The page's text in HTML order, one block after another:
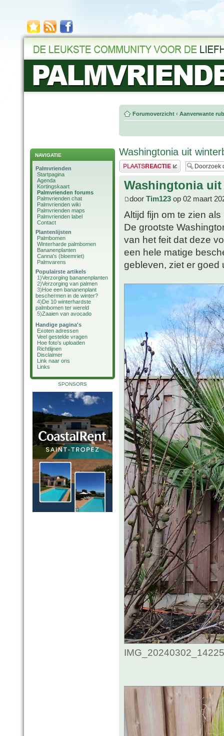
NAVIGATIE
Palmvrienden
Startpagina
Agenda
Kortingskaart
Palmvrienden forums
Palmvrienden chat
Palmvrienden wiki
Palmvrienden maps
Palmvrienden label
Contact
Plantenlijsten
Palmbomen
Winterharde palmbomen
Bananenplanten
Canna's (bloemriet)
Palmvarens
Populairste artikels
1)Verzorging bananenplanten
2)Verzorging van palmen
3)Hoe een bananenplant
beschermen in de winter?
4)De 10 winterhardste
palmbomen ter wereld
5)Zaaien van avocado
Handige pagina's
Exoten adressen
Veel gestelde vragen
Hoe foto's uploaden
Richtlijnen
Disclaimer
Link naar ons
Links
SPONSORS
Forumoverzicht ‹ Aanverwante
Washingtonia uit
Plaats een reactie
Washingtonia
door Tim123 op 02 maart
Altijd fijn om te zien
De grootste
van het feit dat deze
een hele matige
gebleven, ziet er goed